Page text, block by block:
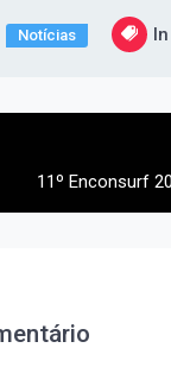
Notícias In
11º Enconsurf